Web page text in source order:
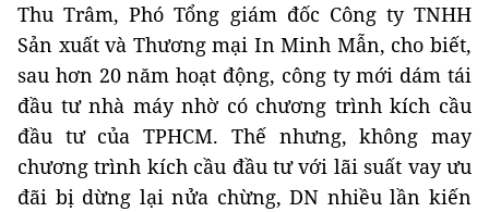
Thu Trâm, Phó Tổng giám đốc Công ty TNHH
Sản xuất và Thương mại In Minh Mẫn, cho biết,
sau hơn 20 năm hoạt động, công ty mới dám tái
đầu tư nhà máy nhờ có chương trình kích cầu
đầu tư của TPHCM. Thế nhưng, không may
chương trình kích cầu đầu tư với lãi suất vay ưu
đãi bị dừng lại nửa chừng, DN nhiều lần kiến